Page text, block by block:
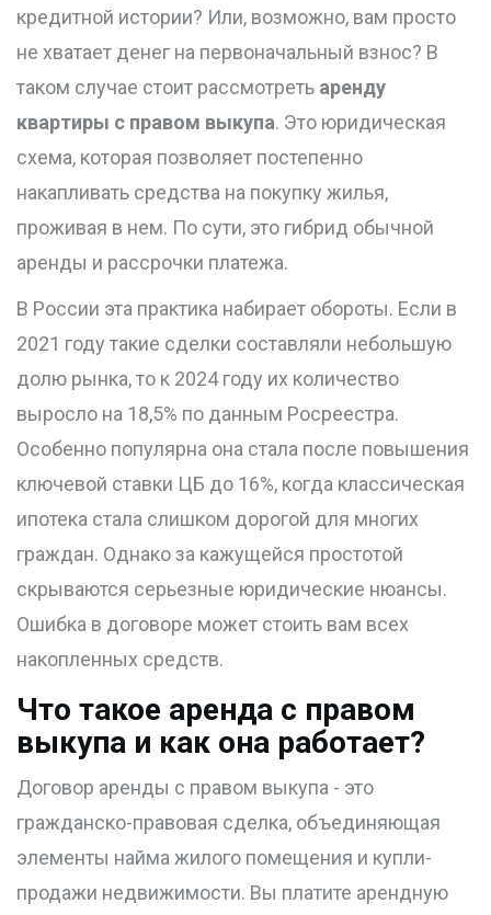
кредитной истории? Или, возможно, вам просто
не хватает денег на первоначальный взнос? В
таком случае стоит рассмотреть аренду
квартиры с правом выкупа. Это юридическая
схема, которая позволяет постепенно
накапливать средства на покупку жилья,
проживая в нем. По сути, это гибрид обычной
аренды и рассрочки платежа.
В России эта практика набирает обороты. Если в
2021 году такие сделки составляли небольшую
долю рынка, то к 2024 году их количество
выросло на 18,5% по данным Росреестра.
Особенно популярна она стала после повышения
ключевой ставки ЦБ до 16%, когда классическая
ипотека стала слишком дорогой для многих
граждан. Однако за кажущейся простотой
скрываются серьезные юридические нюансы.
Ошибка в договоре может стоить вам всех
накопленных средств.
Что такое аренда с правом
выкупа и как она работает?
Договор аренды с правом выкупа - это
гражданско-правовая сделка, объединяющая
элементы найма жилого помещения и купли-
продажи недвижимости. Вы платите арендную